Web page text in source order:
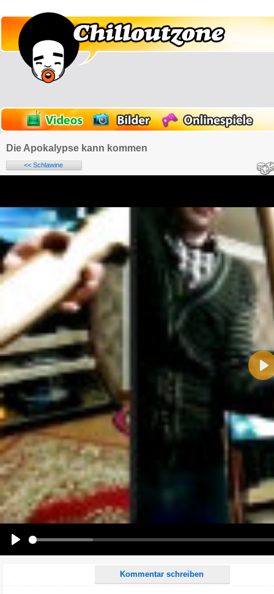
Die Apokalypse kann kommen
<< Schlawine
Kommentar schreiben
Name:
E-Mail-Adresse (optional):
Kommentar:
Alle HTML-Tags außer <br>, <strike> und <i> werden aus Deinem Kommentar entfernt.
URLs werden automatisch umgewandelt. Bitte verwende "www." oder "http://" in URLs
Ich möchte eine E-Mail, wenn auf dieser Seite weitere Kommentare erscheinen.